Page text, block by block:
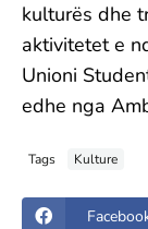
kulturës dhe
aktivitetet e
Unioni
edhe nga
Tags Kulture